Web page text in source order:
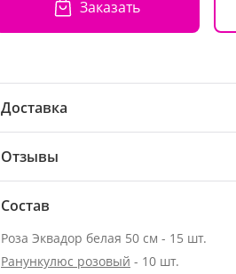
Заказать
Доставка
Отзывы
Состав
Роза Эквадор белая 50 см - 15 шт.
Ранункулюс розовый - 10 шт.